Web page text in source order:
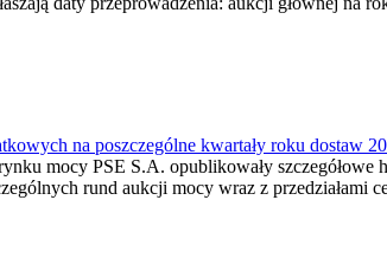
na poszczególne kwartały roku dostaw
mocy PSE S.A. opublikowały
rund aukcji mocy wraz z przedziałami